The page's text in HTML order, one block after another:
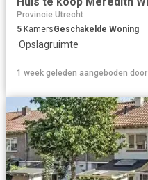
Provincie Utrecht
5 KamersGeschakelde Woning
·Opslagruimte
1 week geleden aangeboden door